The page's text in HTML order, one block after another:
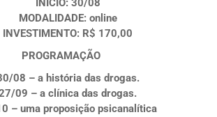
INÍCIO: 30/08
MODALIDADE:online
INVESTIMENTO: R$ 170,00
PROGRAMAÇÃO
08 – a história das drogas.
09 – a clínica das drogas.
– uma proposição psicanalítica